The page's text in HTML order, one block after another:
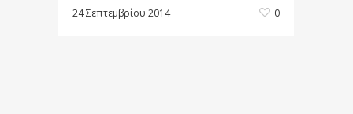
24 Σεπτεμβρίου 2014 0